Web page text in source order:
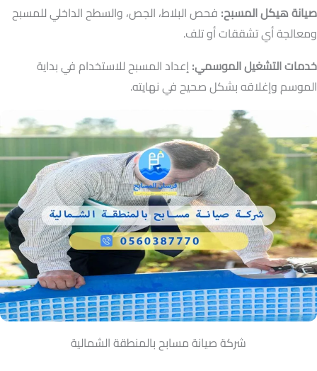
صيانة هيكل المسبح: فحص البلاط، الجص، والسطح الداخلي للمسبح
ومعالجة أي تشققات أو تلف.
خدمات التشغيل الموسمي:إعداد المسبح للاستخدام في بداية
الموسم وإغلاقه بشكل صحيح في نهايته.
شركة صيانة مسابح بالمنطقة الشمالية